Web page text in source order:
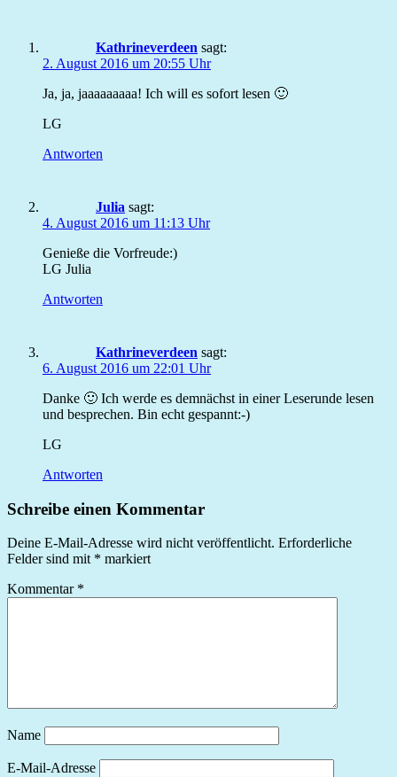
Kathrineverdeen sagt:
2. August 2016 um 20:55 Uhr
Ja, ja, jaaaaaaaaa! Ich will es sofort lesen 🙂
LG
Antworten
Julia sagt:
4. August 2016 um 11:13 Uhr
Genieße die Vorfreude:)
LG Julia
Antworten
Kathrineverdeen sagt:
6. August 2016 um 22:01 Uhr
Danke 🙂 Ich werde es demnächst in einer Leserunde lesen
und besprechen. Bin echt gespannt:-)
LG
Antworten
Schreibe einen Kommentar
Deine E-Mail-Adresse wird nicht veröffentlicht. Erforderliche
Felder sind mit * markiert
Kommentar *
Name
E-Mail-Adresse